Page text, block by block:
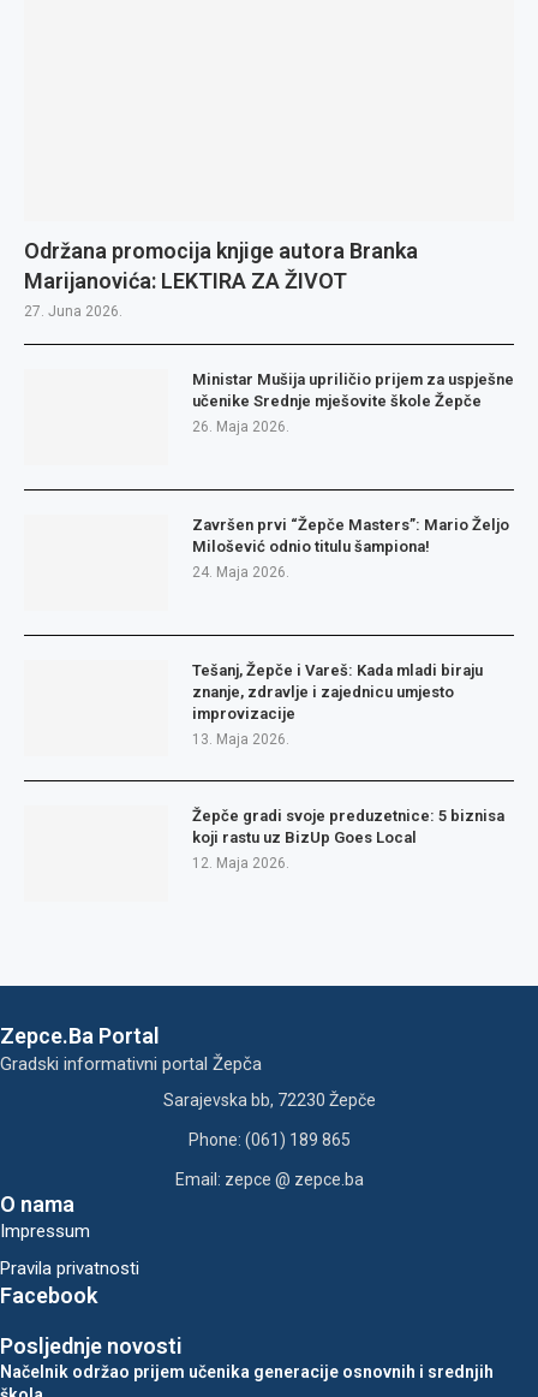
Održana promocija knjige autora Branka
Marijanovića: LEKTIRA ZA ŽIVOT
27. Juna 2026.
Ministar Mušija upriličio prijem za uspješne
učenike Srednje mješovite škole Žepče
26. Maja 2026.
Završen prvi “Žepče Masters”: Mario Željo
Milošević odnio titulu šampiona!
24. Maja 2026.
Tešanj, Žepče i Vareš: Kada mladi biraju
znanje, zdravlje i zajednicu umjesto
improvizacije
13. Maja 2026.
Žepče gradi svoje preduzetnice: 5 biznisa
koji rastu uz BizUp Goes Local
12. Maja 2026.
Zepce.Ba Portal
Gradski informativni portal Žepča
Sarajevska bb, 72230 Žepče
Phone: (061) 189 865
Email: zepce @ zepce.ba
O nama
Impressum
Pravila privatnosti
Facebook
Posljednje novosti
Načelnik održao prijem učenika generacije osnovnih i srednjih